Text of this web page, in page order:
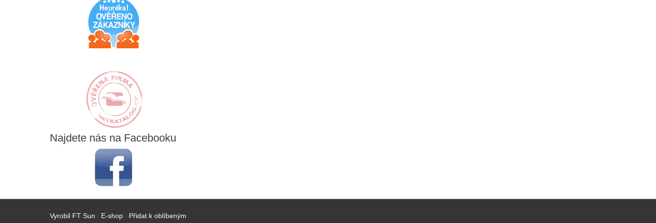
Najdete nás na Facebooku
Vyrobil FT Sun E-shop Přidat k oblíbeným